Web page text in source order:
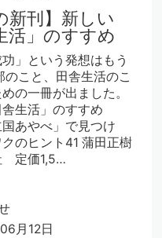
新刊】新しい
活」のすすめ
功」という発想はもう
のこと、田舎生活のこ
の一冊が出ました。
生活」のすすめ
あやべ」で見つけ
のヒント41 蒲田正樹
定価1,5…
月12日